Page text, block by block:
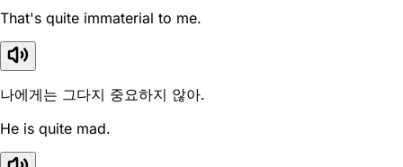
That's quite immaterial to me.
나에게는 그다지 중요하지 않아.
He is quite mad.